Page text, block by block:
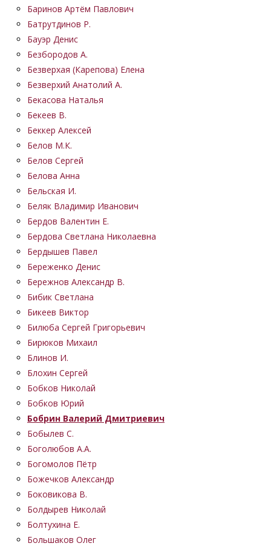
Баринов Артём Павлович
Батрутдинов Р.
Бауэр Денис
Безбородов А.
Безверхая (Карепова) Елена
Безверхий Анатолий А.
Бекасова Наталья
Бекеев В.
Беккер Алексей
Белов М.К.
Белов Сергей
Белова Анна
Бельская И.
Беляк Владимир Иванович
Бердов Валентин Е.
Бердова Светлана Николаевна
Бердышев Павел
Береженко Денис
Бережнов Александр В.
Бибик Светлана
Бикеев Виктор
Билюба Сергей Григорьевич
Бирюков Михаил
Блинов И.
Блохин Сергей
Бобков Николай
Бобков Юрий
Бобрин Валерий Дмитриевич
Бобылев С.
Боголюбов А.А.
Богомолов Пётр
Божечков Александр
Боковикова В.
Болдырев Николай
Болтухина Е.
Большаков Олег